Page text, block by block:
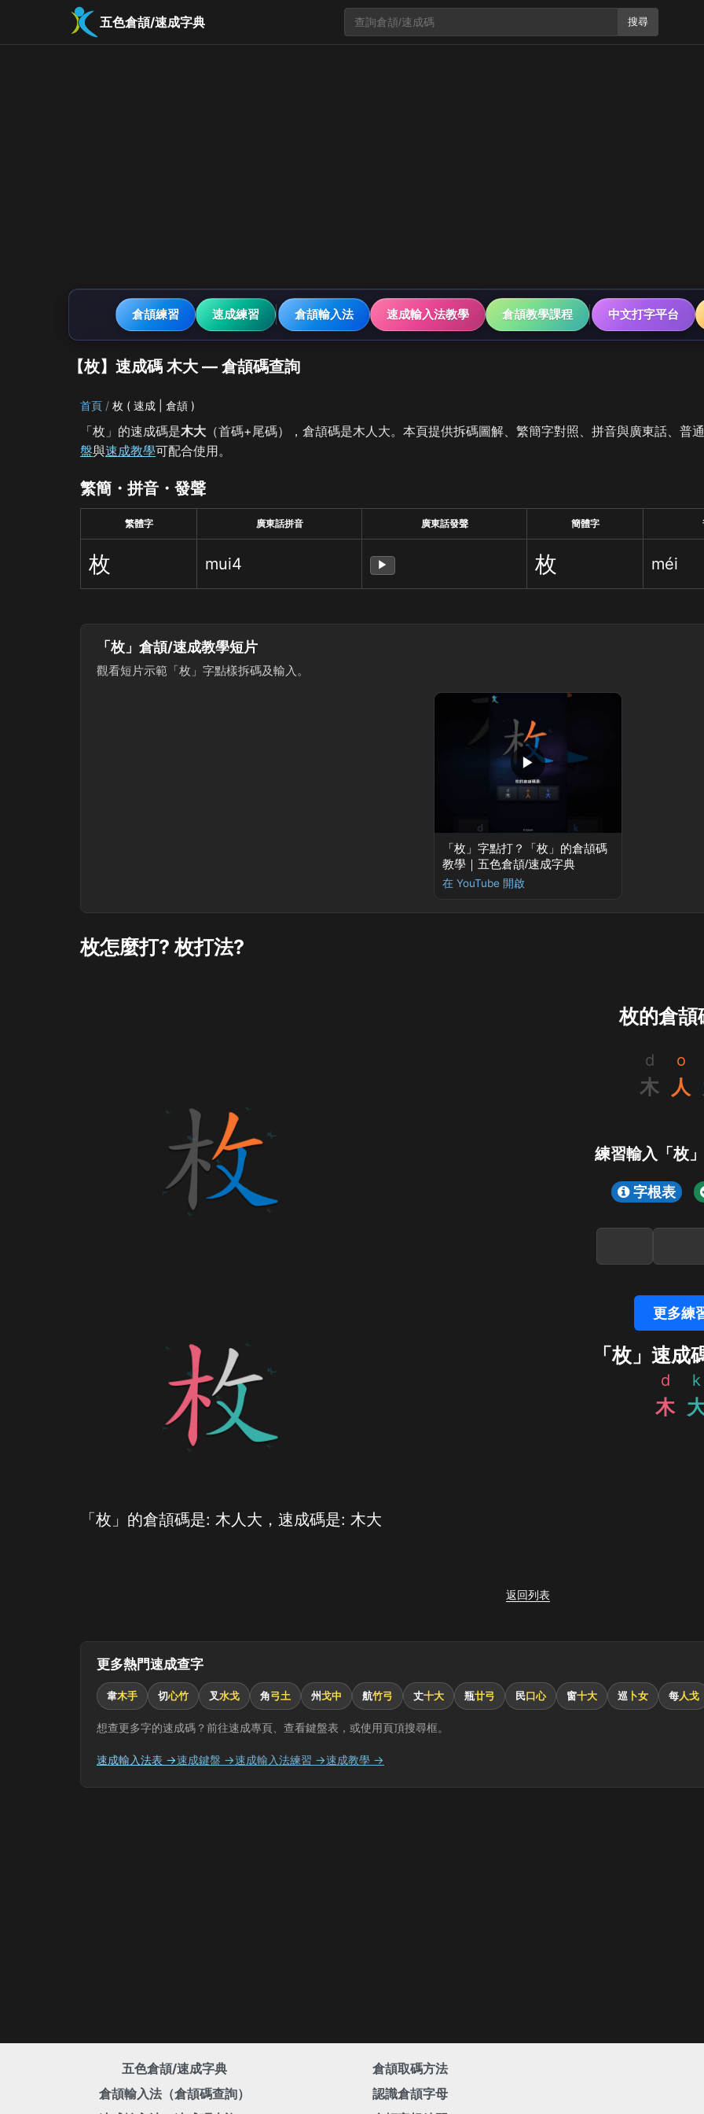
五色倉頡/速成字典 搜尋
倉頡練習 速成練習 倉頡輸入法 速成輸入法教學 倉頡教學課程 中文打字平台
【枚】速成碼 木大 — 倉頡碼查詢
首頁 枚 ( 速成 | 倉頡 )
「枚」的速成碼是木大 （首碼+尾碼），倉頡碼是木人大。本頁提供拆碼圖解、繁簡字對照、拼音與廣東話、普
盤與速成教學可配合使用。
繁簡・拼音・發聲
繁體字 廣東話拼音 廣東話發聲 簡體字
枚 mui4 ▶ 枚 méi
「枚」倉頡/速成教學短片
觀看短片示範「枚」字點樣拆碼及輸入。
▶
「枚」字點打？「枚」的倉頡碼
教學｜五色倉頡/速成字典
在 YouTube 開啟
枚怎麼打? 枚打法?
枚的倉頡
d
木
o
人
練習輸入「枚
字根表
更多練
「枚」速成
d
木
k
「枚」的倉頡碼是: 木人大，速成碼是: 木大
返回列表
更多熱門速成查字
韋木手 切心竹 叉水戈 角弓土 州戈中 航竹弓 丈十大 瓶廿弓 民口心 窗十大 巡 卜女 每人戈
想查更多字的速成碼？前往速成專頁、查看鍵盤表，或使用頁頂搜尋框。
速成輸入法表 →速成鍵盤 →速成輸入法練習 →速成教學 →
五色倉頡/速成字典
倉頡輸入法（倉頡碼查詢）
倉頡取碼方法
認識倉頡字母